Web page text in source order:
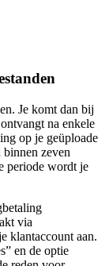
Je komt dan bij
na enkele
op je geüploade
binnen zeven
periode wordt je
via
klantaccount aan.
en de optie